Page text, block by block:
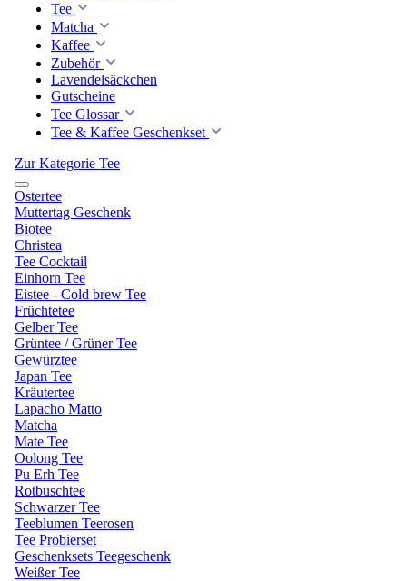
Tee
Matcha
Kaffee
Zubehör
Lavendelsäckchen
Gutscheine
Tee Glossar
Tee & Kaffee Geschenkset
Zur Kategorie Tee
Ostertee
Muttertag Geschenk
Biotee
Christea
Tee Cocktail
Einhorn Tee
Eistee - Cold brew Tee
Früchtetee
Gelber Tee
Grüntee / Grüner Tee
Gewürztee
Japan Tee
Kräutertee
Lapacho Matto
Matcha
Mate Tee
Oolong Tee
Pu Erh Tee
Rotbuschtee
Schwarzer Tee
Teeblumen Teerosen
Tee Probierset
Geschenksets Teegeschenk
Weißer Tee